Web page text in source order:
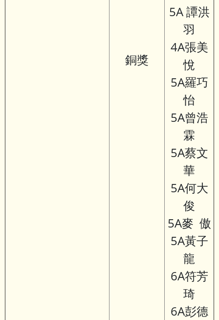
銅獎
5A 譚洪
羽
4A張美
悅
5A羅巧
怡
5A曾浩
霖
5A蔡文
華
5A何大
俊
5A麥 傲
5A黃子
龍
6A符芳
琦
6A彭德